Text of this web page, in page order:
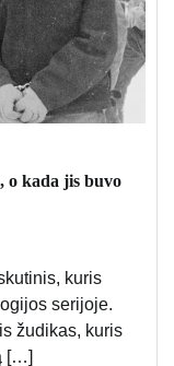
o kada jis buvo
kuris
serijoje.
žudikas, kuris
[…]